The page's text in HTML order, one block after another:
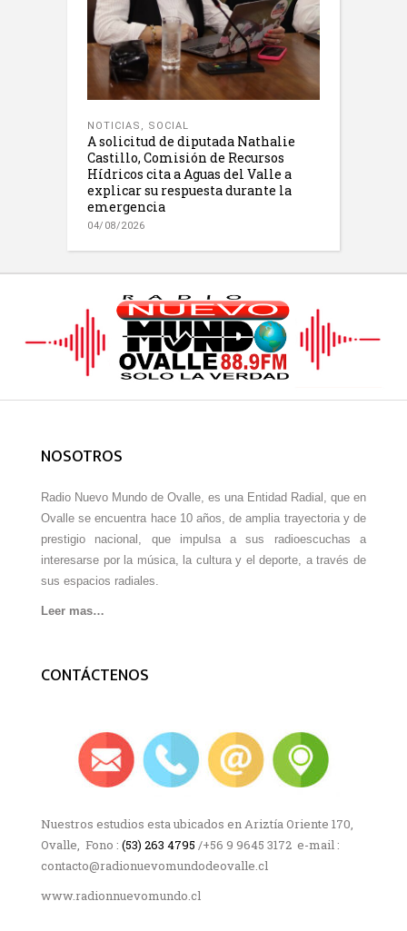
NOTICIAS , SOCIAL
A solicitud de diputada Nathalie
Castillo, Comisión de Recursos
Hídricos cita a Aguas del Valle a
explicar su respuesta durante la
emergencia
04/08/2026
NOSOTROS
Radio Nuevo Mundo de Ovalle, es una Entidad Radial, que en
Ovalle se encuentra hace 10 años, de amplia trayectoria y de
prestigio nacional, que impulsa a sus radioescuchas a
interesarse por la música, la cultura y el deporte, a través de
sus espacios radiales.
Leer mas…
CONTÁCTENOS
Nuestros estudios esta ubicados en Ariztía Oriente 170,
Ovalle, Fono : (53) 263 4795 /+56 9 9645 3172 e-mail :
contacto@radionuevomundodeovalle.cl
www.radionnuevomundo.cl